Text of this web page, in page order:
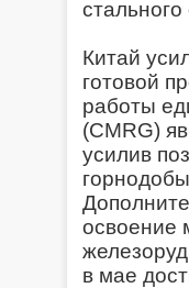
Китай
готовой
работы
(CMRG)
усилив
освоение
в мае